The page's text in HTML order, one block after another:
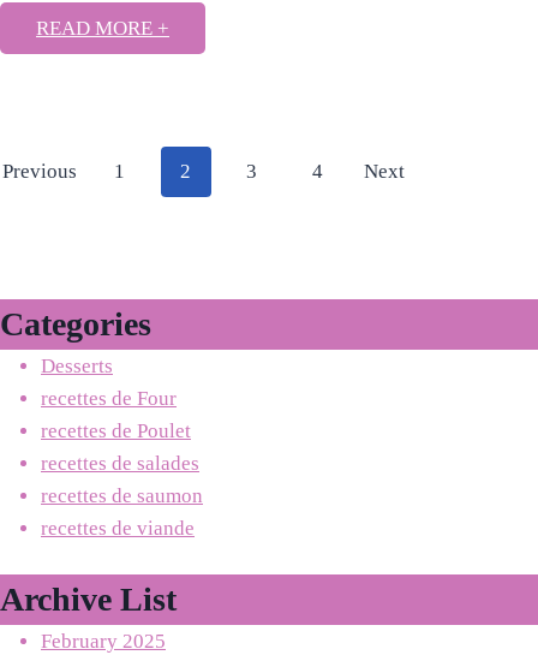
READ MORE +
Posts
Previous 1 2 3 4 Next
Categories
Desserts
recettes de Four
recettes de Poulet
recettes de salades
recettes de saumon
recettes de viande
Archive List
February 2025